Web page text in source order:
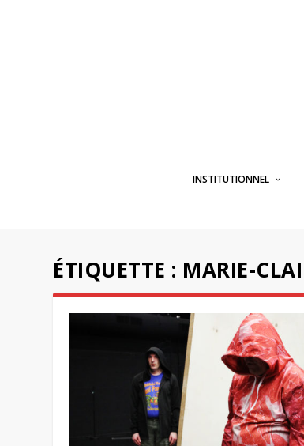
INSTITUTIONNEL
ÉTIQUETTE : MARIE-